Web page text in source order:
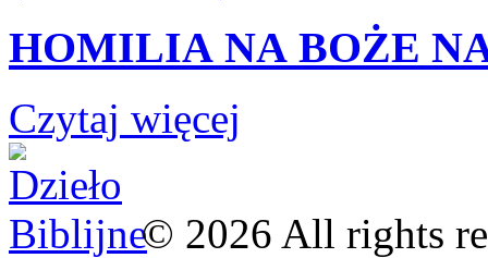
HOMILIA NA BOŻE
Czytaj więcej
© 2026 All rights